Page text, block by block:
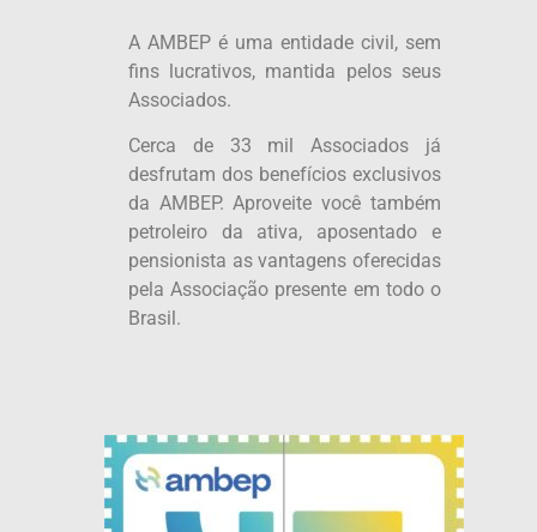
A AMBEP é uma entidade civil, sem
fins lucrativos, mantida pelos seus
Associados.
Cerca de 33 mil Associados já
desfrutam dos benefícios exclusivos
da AMBEP. Aproveite você também
petroleiro da ativa, aposentado e
pensionista as vantagens oferecidas
pela Associação presente em todo o
Brasil.